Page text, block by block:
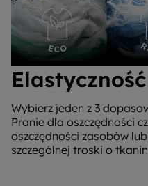
Wybierz jeden z 3
Pranie dla oszczędności
oszczędności zasobów
szczególnej troski o